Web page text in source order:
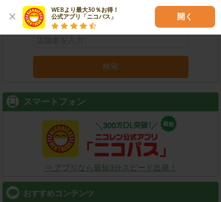
WEBより最大30％お得！
公式アプリ「ニコパス」
開く
店舗名 駅名 空港名
検索
スマートフォン
⇒ アプリなら最短3分スピード出発！
おすすめコンテンツ